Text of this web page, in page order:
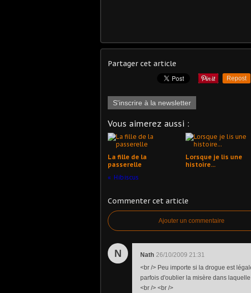
Partager cet article
Repost
S'inscrire à la newsletter
Vous aimerez aussi :
La fille de la
passerelle
Lorsque je lis une
histoire...
Hibiscus
Commenter cet article
Ajouter un commentaire
N Nath 26/10/2009 21:31
<br /> Peu importe si la drogue est
parfois d'oublier la misère dans
<br /> <br />